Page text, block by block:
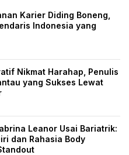
Karier Diding Boneng,
Indonesia yang
Nikmat Harahap, Penulis
yang Sukses Lewat
Leanor Usai Bariatrik:
dan Rahasia Body